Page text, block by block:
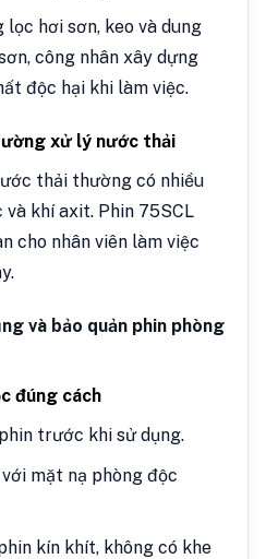
lọc hơi sơn, keo và dung
công nhân xây dựng
độc hại khi làm việc.
xử lý nước thải
thải thường có nhiều
và khí axit. Phin 75SCL
cho nhân viên làm việc
và bảo quản phin phòng
đúng cách
trước khi sử dụng.
mặt nạ phòng độc
kín khít, không có khe